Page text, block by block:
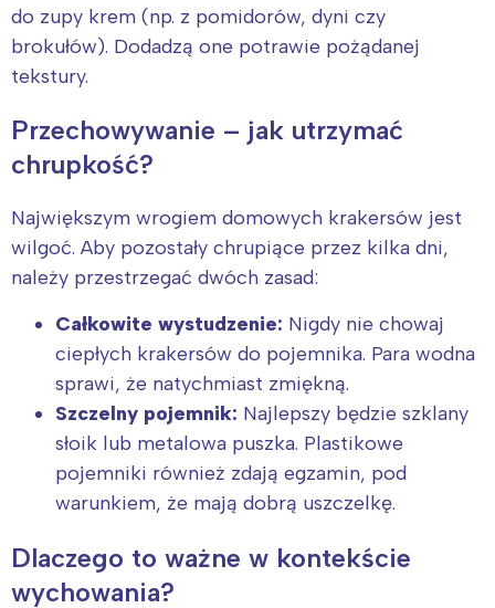
do zupy krem (np. z pomidorów, dyni czy
brokułów). Dodadzą one potrawie pożądanej
tekstury.
Przechowywanie – jak utrzymać
chrupkość?
Największym wrogiem domowych krakersów jest
wilgoć. Aby pozostały chrupiące przez kilka dni,
należy przestrzegać dwóch zasad:
Całkowite wystudzenie: Nigdy nie chowaj
ciepłych krakersów do pojemnika. Para wodna
sprawi, że natychmiast zmiękną.
Szczelny pojemnik: Najlepszy będzie szklany
słoik lub metalowa puszka. Plastikowe
pojemniki również zdają egzamin, pod
warunkiem, że mają dobrą uszczelkę.
Dlaczego to ważne w kontekście
wychowania?